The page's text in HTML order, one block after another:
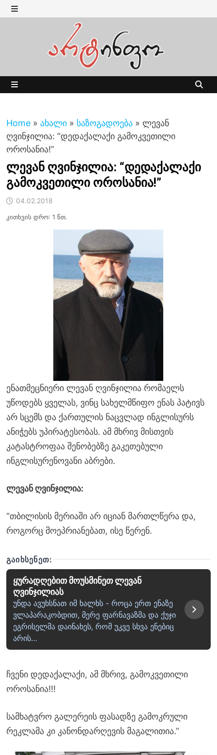
Skip
to MENU
Home » ახალი » საზოგადოება » ლევან
ღვინჯილია: “დედაქალაქი გამოკვეთილი
ოროსანია!”
ლევან ღვინჯილია: “დედაქალაქი
გამოკვეთილი ოროსანია!”
04.02.2018
კითხვის დრო: 1 წთ.
ენათმეცნიერი ლევან ღვინჯილია რომაელს
უწოდებს ყველას, ვინც სახელმწიფო ენას პატივს
არ სცემს და ქართულის ნაცვლად ინგლისურს
ანიჭებს უპირატესობას. ამ მხრივ მისთვის
კატასტროფაა შენობებზე გაკეთებული
ინგლისურენოვანი აბრები.
ლევან ღვინჯილია:
“თბილისის მერიაში არ იციან მართლწერა და,
როგორც მოეპრიანებათ, ისე წერენ.
ᲒᲐᲘᲮᲡᲔᲜᲔᲗ:
ყურადღებით მოუსმინეთ ლევან
ღვინჯილიას
უნდა ავუხსნათ იმ ხალხს - როცა ერთ ენაზე
ვლაპარაკობდით, მერე ფარნავაზმა და ქუჯი
ეგრისელმა დაინახეს, რომ უკვე სხვა ენებიც
არის…
ჩვენი დედაქალაქი, ამ მხრივ, გამოკვეთილი
ოროსანია!!!
სამხატვრო გალერეის ფასადზე გამოკრული
რეკლამა კი კანონდარღევის მაგალითია.”